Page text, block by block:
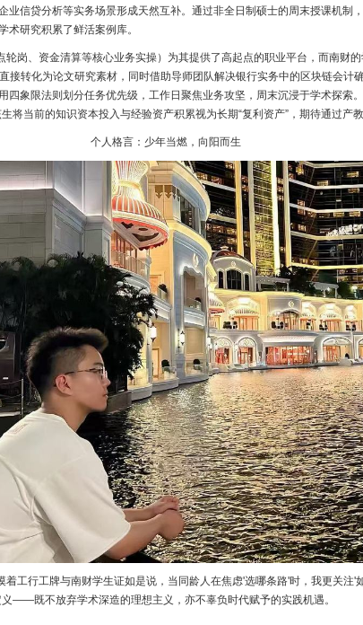
信贷分析等实务场景形成天然互补。通过非全日制硕士的周末授课机制
研究积累了鲜活案例库。
、资金清算等核心业务实操）为其提供了高起点的职业平台，而南财的
转化为论文研究素材，同时借助导师团队解决银行实务中的区块链会计
象限法则划分任务优先级，工作日聚焦业务攻坚，周末沉浸于学术探索
将当前的知识资本投入与经验资产积累视为长期“复利资产”，期待通过产
个人格言：少年当燃，向阳而生
行工牌与南财学生证如是说，当同龄人在焦虑'选哪条路'时，我更关注'
——既不放弃学术深造的理想主义，亦不辜负时代赋予的实践机遇。